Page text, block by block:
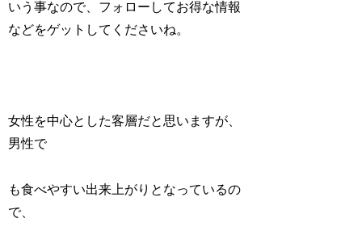
いう事なので、フォローしてお得な情報
などをゲットしてくださいね。
女性を中心とした客層だと思いますが、
男性で
も食べやすい出来上がりとなっているの
で、